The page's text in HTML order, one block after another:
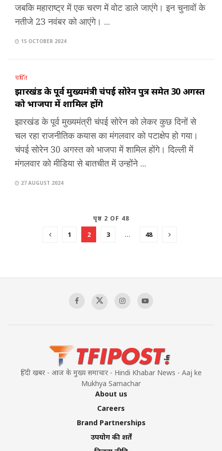
जबकि महाराष्ट्र में एक चरण में वोट डाले जाएंगे। इन चुनावों के
नतीजे 23 नवंबर को आएंगे। ...
15 OCTOBER 2024
चर्चित
झारखंड के पूर्व मुख्‍यमंत्री चंपई सोरेन पुत्र समेत 30 अगस्‍त
को भाजपा में शामिल होंगे
झारखंड के पूर्व मुख्‍यमंत्री चंपई सोरेन को लेकर कुछ दिनों से
चल रहा राजनीत‍िक कयास का मंगलवार को पटाक्षेप हो गया।
चंपई सोरेन 30 अगस्‍त को भाजपा में शामिल होंगे। दिल्‍ली में
मंगलवार को मीडिया से बातचीत में उन्‍होंने ...
27 AUGUST 2024
पृष्ठ 2 OF 48
1 2 3 … 48
हिंदी खबर - आज के मुख्य समाचार - Hindi Khabar News - Aaj ke
Mukhya Samachar
About us
Careers
Brand Partnerships
उपयोग की शर्तें